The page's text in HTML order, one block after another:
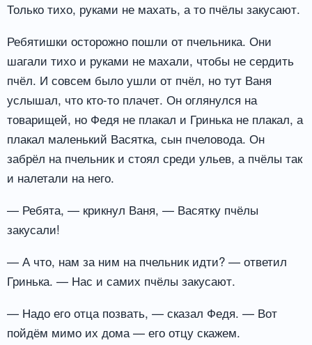
Только тихо, руками не махать, а то пчёлы закусают.
Ребятишки осторожно пошли от пчельника. Они
шагали тихо и руками не махали, чтобы не сердить
пчёл. И совсем было ушли от пчёл, но тут Ваня
услышал, что кто-то плачет. Он оглянулся на
товарищей, но Федя не плакал и Гринька не плакал, а
плакал маленький Васятка, сын пчеловода. Он
забрёл на пчельник и стоял среди ульев, а пчёлы так
и налетали на него.
— Ребята, — крикнул Ваня, — Васятку пчёлы
закусали!
— А что, нам за ним на пчельник идти? — ответил
Гринька. — Нас и самих пчёлы закусают.
— Надо его отца позвать, — сказал Федя. — Вот
пойдём мимо их дома — его отцу скажем.